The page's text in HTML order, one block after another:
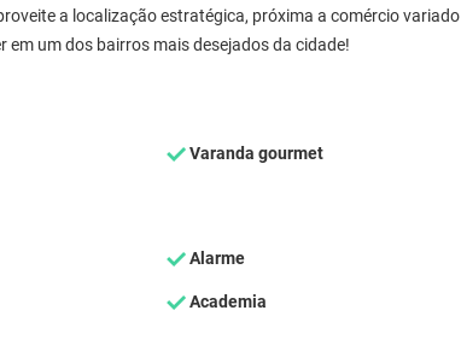
a localização estratégica, próxima a comércio variado
um dos bairros mais desejados da cidade!
Varanda gourmet
Alarme
Academia